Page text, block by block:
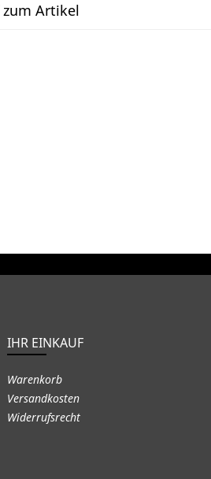
zum Artikel
IHR EINKAUF
Warenkorb
Versandkosten
Widerrufsrecht